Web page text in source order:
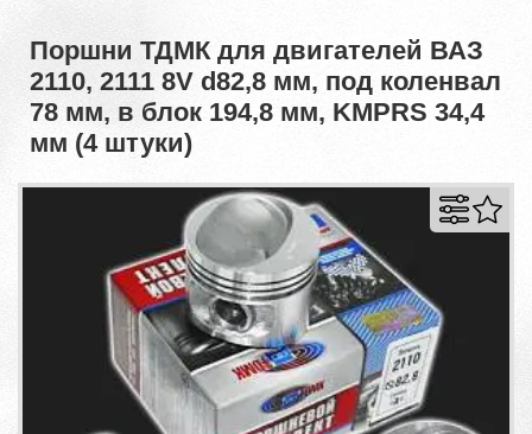
Поршни ТДМК для двигателей ВАЗ
2110, 2111 8V d82,8 мм, под коленвал
78 мм, в блок 194,8 мм, KMPRS 34,4
мм (4 штуки)